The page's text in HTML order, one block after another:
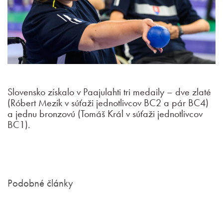
Slovensko získalo v Paajulahti tri medaily – dve zlaté
(Róbert Mezík v súťaži jednotlivcov BC2 a pár BC4)
a jednu bronzovú (Tomáš Král v súťaži jednotlivcov
BC1).
Podobné články